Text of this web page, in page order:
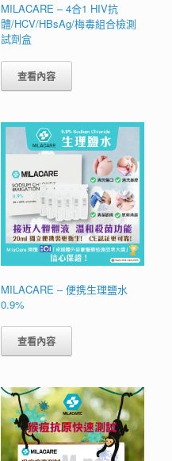
MILACARE – 4合1 HIV抗
體/HCV/HBsAg/梅毒組合檢測
試劑盒
查看內容
MILACARE – 便携生理鹽水
0.9%
查看內容